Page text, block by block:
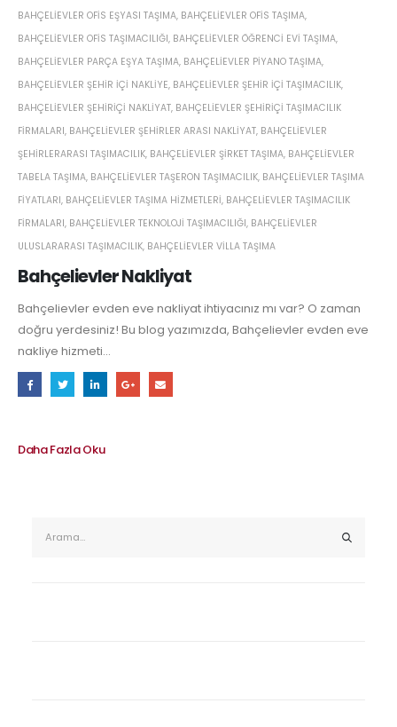
Bahçelievler Nakliyat
BAHÇELIEVLER OFIS EŞYASI TAŞIMA, BAHÇELIEVLER OFIS TAŞIMA,
BAHÇELIEVLER OFIS TAŞIMACILIĞI, BAHÇELIEVLER ÖĞRENCI EVI TAŞIMA,
BAHÇELIEVLER PARÇA EŞYA TAŞIMA, BAHÇELIEVLER PIYANO TAŞIMA,
BAHÇELIEVLER ŞEHIR IÇI NAKLIYE, BAHÇELIEVLER ŞEHIR IÇI TAŞIMACILIK,
BAHÇELIEVLER ŞEHIRIÇI NAKLIYAT, BAHÇELIEVLER ŞEHIRIÇI TAŞIMACILIK
FIRMALARI, BAHÇELIEVLER ŞEHIRLER ARASI NAKLIYAT, BAHÇELIEVLER
ŞEHIRLERARASI TAŞIMACILIK, BAHÇELIEVLER ŞIRKET TAŞIMA, BAHÇELIEVLER
TABELA TAŞIMA, BAHÇELIEVLER TAŞERON TAŞIMACILIK, BAHÇELIEVLER TAŞIMA
FIYATLARI, BAHÇELIEVLER TAŞIMA HIZMETLERI, BAHÇELIEVLER TAŞIMACILIK
FIRMALARI, BAHÇELIEVLER TEKNOLOJI TAŞIMACILIĞI, BAHÇELIEVLER
ULUSLARARASI TAŞIMACILIK, BAHÇELIEVLER VILLA TAŞIMA
Bahçelievler evden eve nakliyat ihtiyacınız mı var? O zaman
doğru yerdesiniz! Bu blog yazımızda, Bahçelievler evden eve
nakliye hizmeti...
Daha Fazla Oku